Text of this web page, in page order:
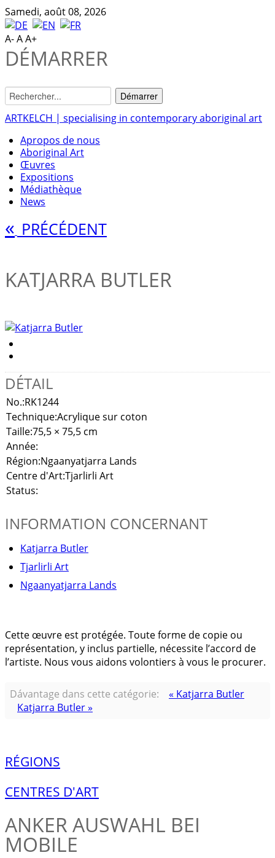
Samedi, août 08, 2026
A-AA+
DÉMARRER
ARTKELCH | specialising in contemporary aboriginal art
Apropos de nous
Aboriginal Art
Œuvres
Expositions
Médiathèque
News
« PRÉCÉDENT
KATJARRA BUTLER
DÉTAIL
No.:RK1244
Technique:Acrylique sur coton
Taille:75,5 × 75,5 cm
Année:
Région:Ngaanyatjarra Lands
Centre d'Art:Tjarlirli Art
Status:
INFORMATION CONCERNANT
Katjarra Butler
Tjarlirli Art
Ngaanyatjarra Lands
Cette œuvre est protégée. Toute forme de copie ou
représentation, y inclus partielle, nécessite l’accord de
l’artiste. Nous vous aidons volontiers à vous le procurer.
Dávantage dans cette catégorie:
« Katjarra Butler
Katjarra Butler »
RÉGIONS
CENTRES D'ART
ANKER AUSWAHL BEI
MOBILE